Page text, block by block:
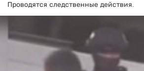
Проводятся следственные действия.